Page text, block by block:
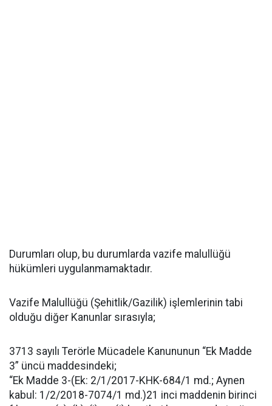
Durumları olup, bu durumlarda vazife malullüğü
hükümleri uygulanmamaktadır.
Vazife Malullüğü (Şehitlik/Gazilik) işlemlerinin tabi
olduğu diğer Kanunlar sırasıyla;
3713 sayılı Terörle Mücadele Kanununun “Ek Madde
3” üncü maddesindeki;
“Ek Madde 3-(Ek: 2/1/2017-KHK-684/1 md.; Aynen
kabul: 1/2/2018-7074/1 md.)21 inci maddenin birinci